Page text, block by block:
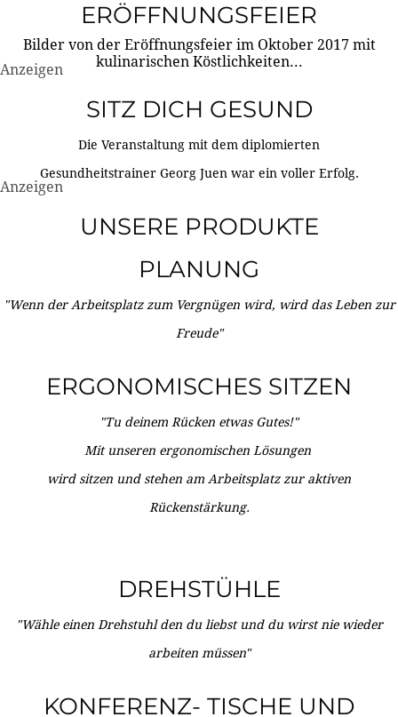
ERÖFFNUNGSFEIER
Bilder von der Eröffnungsfeier im Oktober 2017 mit
kulinarischen Köstlichkeiten...
Anzeigen
SITZ DICH GESUND
Die Veranstaltung mit dem diplomierten
Gesundheitstrainer Georg Juen war ein voller Erfolg.
Anzeigen
UNSERE PRODUKTE
PLANUNG
"Wenn der Arbeitsplatz zum Vergnügen wird, wird das Leben zur
Freude"
ERGONOMISCHES SITZEN
"Tu deinem Rücken etwas Gutes!"
Mit unseren ergonomischen Lösungen
wird sitzen und stehen am Arbeitsplatz zur aktiven
Rückenstärkung.
DREHSTÜHLE
"Wähle einen Drehstuhl den du liebst und du wirst nie wieder
arbeiten müssen"
KONFERENZ- TISCHE UND